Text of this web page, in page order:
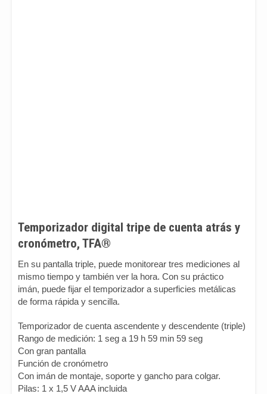
Temporizador digital tripe de cuenta atrás y
cronómetro, TFA®
En su pantalla triple, puede monitorear tres mediciones al
mismo tiempo y también ver la hora. Con su práctico
imán, puede fijar el temporizador a superficies metálicas
de forma rápida y sencilla.
Temporizador de cuenta ascendente y descendente (triple)
Rango de medición: 1 seg a 19 h 59 min 59 seg
Con gran pantalla
Función de cronómetro
Con imán de montaje, soporte y gancho para colgar.
Pilas: 1 x 1,5 V AAA incluida